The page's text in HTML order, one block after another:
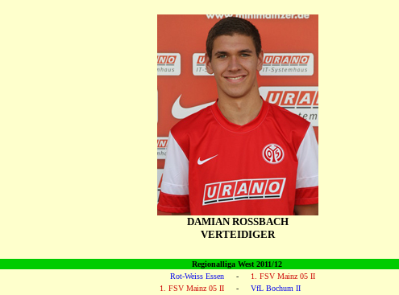
DAMIAN ROSSBACH
VERTEIDIGER
Regionalliga West 2011/12
Rot-Weiss Essen - 1. FSV Mainz 05 II
1. FSV Mainz 05 II - VfL Bochum II